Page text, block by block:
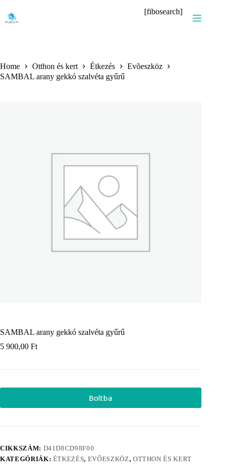
content
[fibosearch]
Home Otthon és kert Étkezés
Evõeszköz
SAMBAL arany gekkó szalvéta gyűrű
SAMBAL arany gekkó szalvéta gyűrű
5 900,00 Ft
Boltba
CIKKSZÁM: D41D8CD98F00
KATEGÓRIÁK: ÉTKEZÉS, EVÕESZKÖZ, OTTHON ÉS KERT